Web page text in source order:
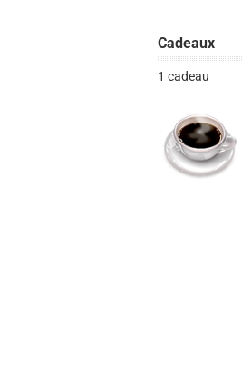
Cadeaux
1 cadeau